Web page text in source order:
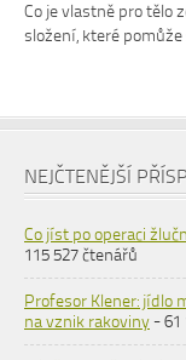
Co je vlastně pro tělo
složení, které
NEJČTENĚJŠÍ
Co jíst po operaci
115 527 čtenářů
Profesor Klener: jídlo
na vznik rakoviny- 61